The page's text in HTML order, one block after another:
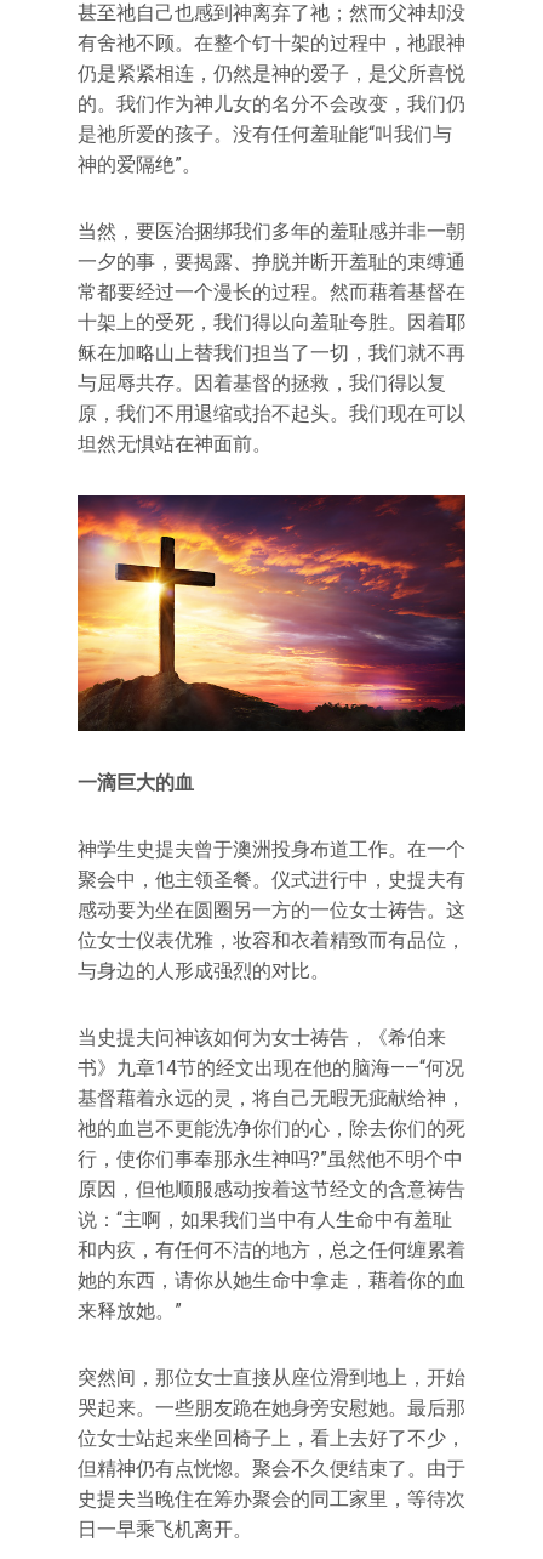
甚至祂自己也感到神离弃了祂；然而父神却没
有舍祂不顾。在整个钉十架的过程中，祂跟神
仍是紧紧相连，仍然是神的爱子，是父所喜悦
的。我们作为神儿女的名分不会改变，我们仍
是祂所爱的孩子。没有任何羞耻能“叫我们与
神的爱隔绝”。
当然，要医治捆绑我们多年的羞耻感并非一朝
一夕的事，要揭露、挣脱并断开羞耻的束缚通
常都要经过一个漫长的过程。然而藉着基督在
十架上的受死，我们得以向羞耻夸胜。因着耶
稣在加略山上替我们担当了一切，我们就不再
与屈辱共存。因着基督的拯救，我们得以复
原，我们不用退缩或抬不起头。我们现在可以
坦然无惧站在神面前。
一滴巨大的血
神学生史提夫曾于澳洲投身布道工作。在一个
聚会中，他主领圣餐。仪式进行中，史提夫有
感动要为坐在圆圈另一方的一位女士祷告。这
位女士仪表优雅，妆容和衣着精致而有品位，
与身边的人形成强烈的对比。
当史提夫问神该如何为女士祷告，《希伯来
书》九章14节的经文出现在他的脑海——“何况
基督藉着永远的灵，将自己无暇无疵献给神，
祂的血岂不更能洗净你们的心，除去你们的死
行，使你们事奉那永生神吗?”虽然他不明个中
原因，但他顺服感动按着这节经文的含意祷告
说：“主啊，如果我们当中有人生命中有羞耻
和内疚，有任何不洁的地方，总之任何缠累着
她的东西，请你从她生命中拿走，藉着你的血
来释放她。”
突然间，那位女士直接从座位滑到地上，开始
哭起来。一些朋友跪在她身旁安慰她。最后那
位女士站起来坐回椅子上，看上去好了不少，
但精神仍有点恍惚。聚会不久便结束了。由于
史提夫当晚住在筹办聚会的同工家里，等待次
日一早乘飞机离开。